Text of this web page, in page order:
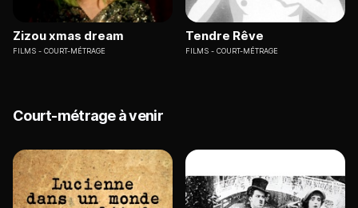
Zizou xmas dream
FILMS COURT-MÉTRAGE
Tendre Rêve
FILMS COURT-MÉTRAGE
Court-métrage à venir